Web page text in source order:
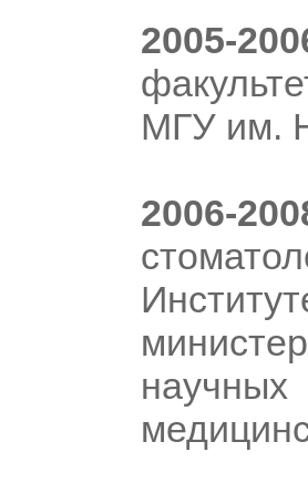
2005-
МГУ им.
2006-
научных